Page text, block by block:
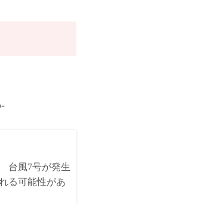
台風7号が発生
る可能性があ